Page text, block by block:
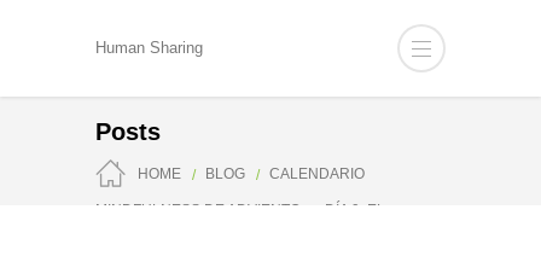
Human Sharing
Posts
HOME BLOG CALENDARIO
MINDFULNESS DE ADVIENTO DÍA 9: EL